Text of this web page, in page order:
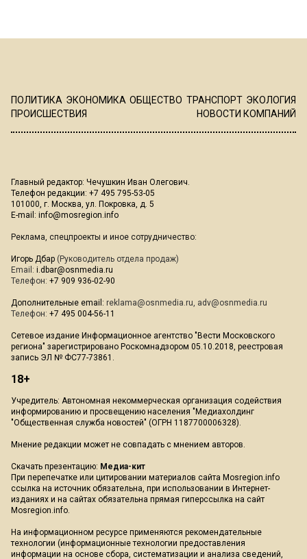
ПОЛИТИКА ЭКОНОМИКА ОБЩЕСТВО ТРАНСПОРТ ЭКОЛОГИЯ
ПРОИСШЕСТВИЯ
НОВОСТИ КОМПАНИЙ
Главный редактор: Чечушкин Иван Олегович.
Телефон редакции: +7 495 795-53-05
101000, г. Москва, ул. Покровка, д. 5
E-mail: info@mosregion.info
Реклама, спецпроекты и иное сотрудничество:
Игорь Дбар (Руководитель отдела продаж)
Email: i.dbar@osnmedia.ru
Телефон: +7 909 936-02-90
Дополнительные email: reklama@osnmedia.ru, adv@osnmedia.ru
Телефон: +7 495 004-56-11
Сетевое издание Информационное агентство "Вести Московского
региона" зарегистрировано Роскомнадзором 05.10.2018, реестровая
запись ЭЛ № ФС77-73861.
18+
Учредитель: Автономная некоммерческая организация содействия
информированию и просвещению населения "Медиахолдинг
"Общественная служба новостей" (ОГРН 1187700006328).
Мнение редакции может не совпадать с мнением авторов.
Скачать презентацию: Медиа-кит
При перепечатке или цитировании материалов сайта Mosregion.info
ссылка на источник обязательна, при использовании в Интернет-
изданиях и на сайтах обязательна прямая гиперссылка на сайт
Mosregion.info.
На информационном ресурсе применяются рекомендательные
технологии (информационные технологии предоставления
информации на основе сбора, систематизации и анализа сведений,